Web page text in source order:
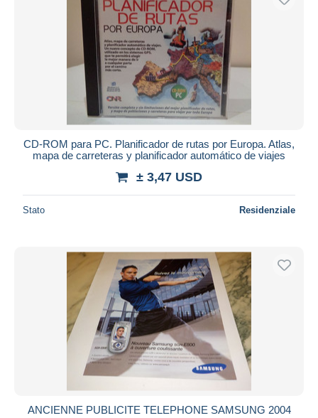
CD-ROM para PC. Planificador de rutas por Europa. Atlas,
mapa de carreteras y planificador automático de viajes
± 3,47 USD
Stato Residenziale
ANCIENNE PUBLICITE TELEPHONE SAMSUNG 2004